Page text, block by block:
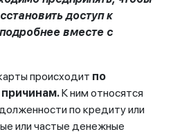
доступ к
вместе с
происходит по
К ним относятся
по кредиту или
или частые денежные